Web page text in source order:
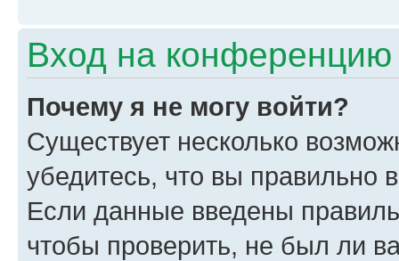
Вход на конференцию
Почему я не могу войти?
Существует несколько
убедитесь, что вы правильно
Если данные введены
чтобы проверить, не был ли